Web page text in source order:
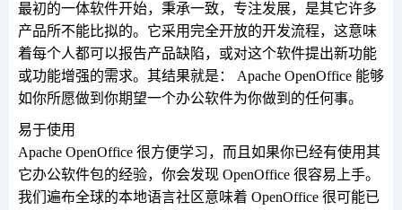
最初的一体软件开始，秉承一致，专注发展，是其它许多
产品所不能比拟的。它采用完全开放的开发流程，这意味
着每个人都可以报告产品缺陷，或对这个软件提出新功能
或功能增强的需求。其结果就是： Apache OpenOffice 能够
如你所愿做到你期望一个办公软件为你做到的任何事。
易于使用
Apache OpenOffice 很方便学习，而且如果你已经有使用其
它办公软件包的经验，你会发现 OpenOffice 很容易上手。
我们遍布全球的本地语言社区意味着 OpenOffice 很可能已